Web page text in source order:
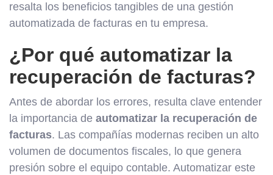
resalta los beneficios tangibles de una gestión
automatizada de facturas en tu empresa.
¿Por qué automatizar la
recuperación de facturas?
Antes de abordar los errores, resulta clave entender
la importancia de automatizar la recuperación de
facturas. Las compañías modernas reciben un alto
volumen de documentos fiscales, lo que genera
presión sobre el equipo contable. Automatizar este